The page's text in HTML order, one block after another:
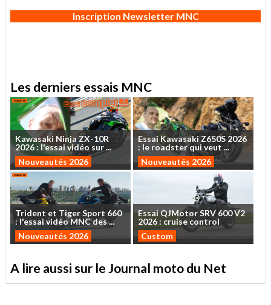
Inscription Newsletter MNC
Les derniers essais MNC
Kawasaki NinjaZX-10R
2026: l'essaividéo sur...
Nouveautés 2026
Essai KawasakiZ650S 2026
: le roadsterquiveut ...
Nouveautés 2026
Trident et TigerSport 660
: l'essaividéoMNCdes...
Nouveautés 2026
EssaiQJMotorSRV 600V2
2026 : cruise control
Custom
A lire aussi sur le Journal moto du Net